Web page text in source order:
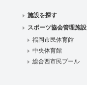
施設を探す
スポーツ協会管理施設
福岡市民体育館
中央体育館
総合西市民プール